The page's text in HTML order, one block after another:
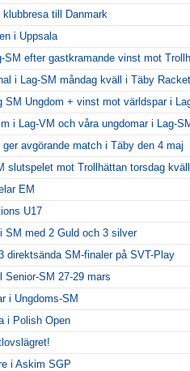
till Danmark
i Uppsala
SM efter gastkramande vinst mot
i Lag-SM måndag kväll i Täby
SM Ungdom + vinst mot världspar i
i Lag-VM och våra ungdomar i Lag-
avgörande match i Täby den 4 maj
slutspelet mot Trollhättan torsdag
EM
U17
SM med 2 Guld och 3 silver
direktsända SM-finaler på SVT-Play
Senior-SM 27-29 mars
i Ungdoms-SM
i Polish Open
i Askim SGP